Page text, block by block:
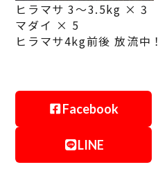
ヒラマサ 3～3.5kg × 3
マダイ × 5
ヒラマサ4kg前後 放流中！
Facebook
LINE